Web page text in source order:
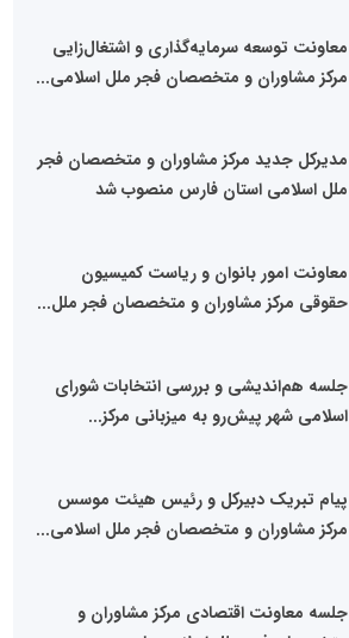
معاونت توسعه سرمایه‌گذاری و اشتغال‌زایی
مرکز مشاوران و متخصصان فجر ملل اسلامی...
مدیرکل جدید مرکز مشاوران و متخصصان فجر
ملل اسلامی استان فارس منصوب شد
معاونت امور بانوان و ریاست کمیسیون
حقوقی مرکز مشاوران و متخصصان فجر ملل...
جلسه هم‌اندیشی و بررسی انتخابات شورای
اسلامی شهر پیش‌رو به میزبانی مرکز...
پیام تبریک دبیرکل و رئیس هیئت موسس
مرکز مشاوران و متخصصان فجر ملل اسلامی...
جلسه معاونت اقتصادی مرکز مشاوران و